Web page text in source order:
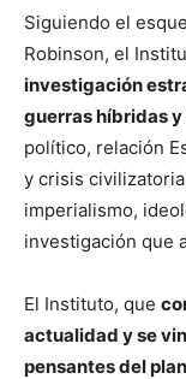
Siguiendo el
Robinson, el
investigación
guerras híbridas
político, relación
y crisis
imperialismo,
investigación que
El Instituto, que
actualidad y se
pensantes del